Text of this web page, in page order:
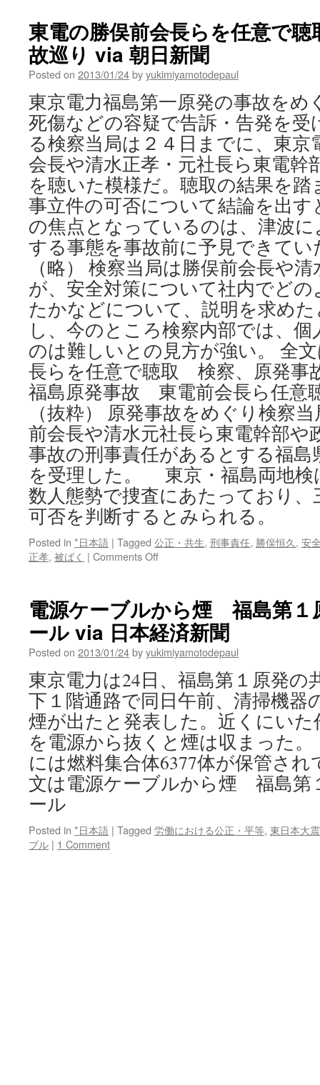
第
一
原
子
力
電
所
事
故
に
伴
う
警
戒
区
域
内
に
残
さ
れ
た
に
お
け
工
放
射
性
物
質
の
体
内
分
明
か
に
東
北
大
学
東電の勝俣前会長らを任意で
故巡り via 朝日新聞
Posted on 2013/01/24byyukimiyamotodepaul
東京電力福島第一原発の事故をめ
死傷などの容疑で告訴・告発を
る検察当局は２４日までに、東京
会長や清水正孝・元社長ら東電幹
を聴いた模様だ。聴取の結果を
事立件の可否について結論を出
の焦点となっているのは、津波
する事態を事故前に予見できて
（略） 検察当局は勝俣前会長や
が、安全対策について社内でど
たかなどについて、説明を求め
し、今のところ検察内部では、
のは難しいとの見方が強い。 全
長らを任意で聴取 検察、原発事
福島原発事故 東電前会長ら任意
（抜粋） 原発事故をめぐり検察
前会長や清水元社長ら東電幹部や
事故の刑事責任があるとする福島
を受理した。 東京・福島両地検
数人態勢で捜査にあたっており
可否を判断するとみられる。
Posted in *日本語 | Tagged 公正・共生, 刑事責任, 勝俣恒久 , 安
正孝, 被ばく | Comments Offon
勝
俣
前
会
ら
を
任
意
で
聴
取
検
発
電源ケーブルから煙 福島第１
ール via 日本経済新聞
Posted on 2013/01/24byyukimiyamotodepaul
東京電力は24日、福島第１原発の
下１階通路で同日午前、清掃機器
煙が出たと発表した。近くにい
を電源から抜くと煙は収まった。
には燃料集合体6377体が保管さ
文は電源ケーブルから煙 福島第
ール
Posted in *日本語 | Tagged 労働における公正・平等, 東日本大
ブル | 1 Comment